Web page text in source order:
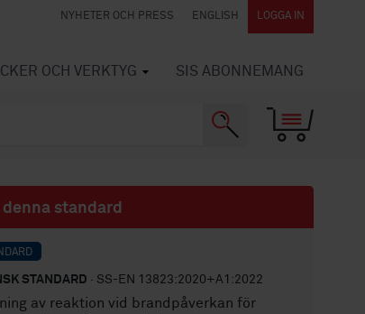
NYHETER OCH PRESS ENGLISH LOGGA IN
OCH VERKTYG SIS ABONNEMANG
denna standard
STANDARD · SS-EN 13823:2020+A1:2022
av reaktion vid brandpåverkan för